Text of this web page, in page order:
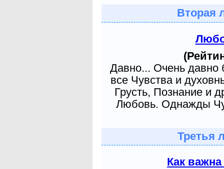
Вторая
Давно... Очень давно
все Чувства и
Грусть, Познание и
Любовь. Однажды
Третья
Как